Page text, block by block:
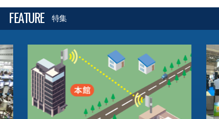
FEATURE 特集